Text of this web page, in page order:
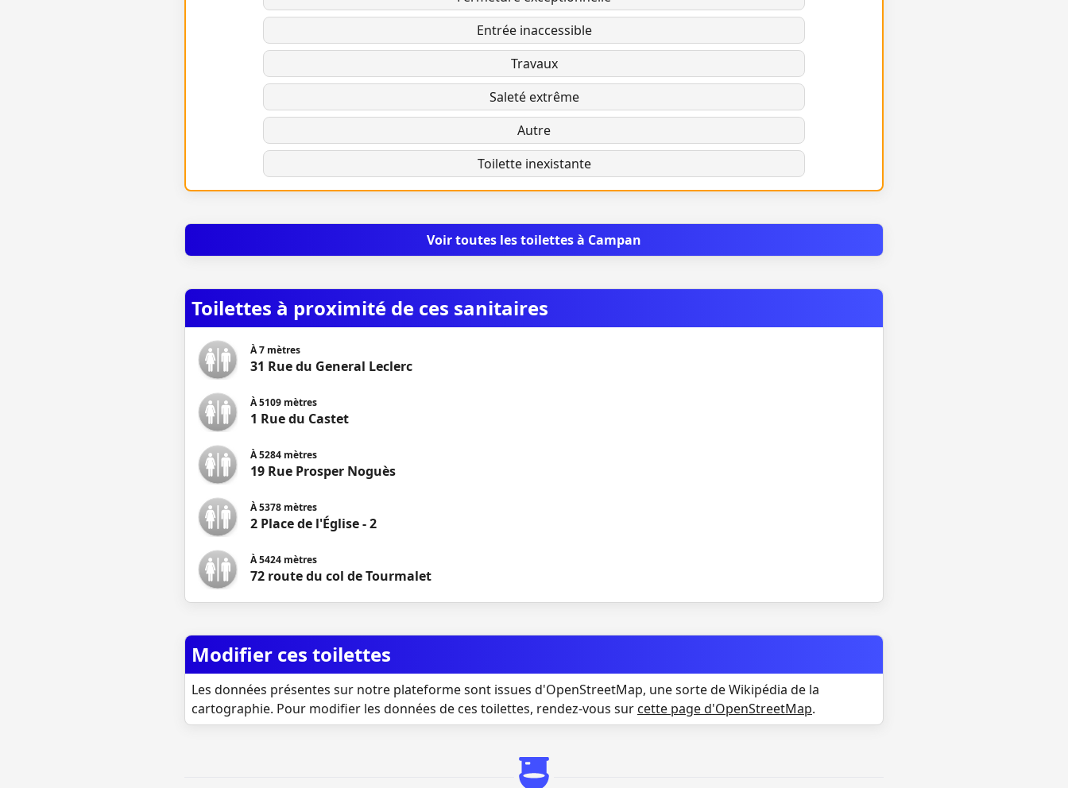
Entrée inaccessible
Travaux
Saleté extrême
Autre
Toilette inexistante
Voir toutes les toilettes à Campan
Toilettes à proximité de ces sanitaires
À7 mètres
31 Rue du General Leclerc
À5109 mètres
1 Rue du Castet
À5284 mètres
19 Rue Prosper Noguès
À5378 mètres
2 Place de l'Église - 2
À5424 mètres
72 route du col de Tourmalet
Modifier ces toilettes
Les données présentes sur notre plateforme sont issues d'OpenStreetMap, une sorte de Wikipédia de la
cartographie. Pour modifier les données de ces toilettes, rendez-vous sur cette page d'OpenStreetMap.